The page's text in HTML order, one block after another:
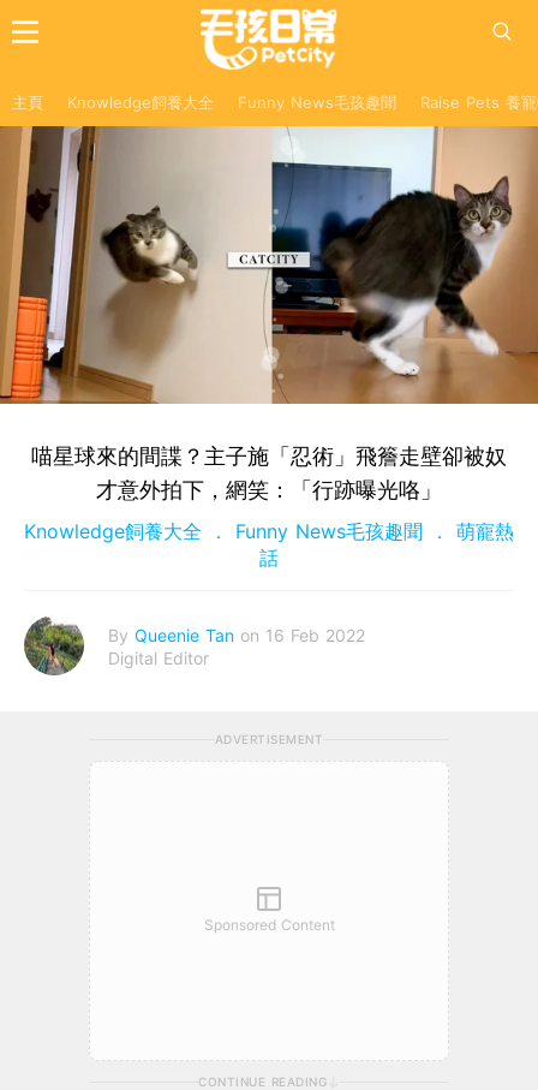
主頁 Knowledge飼養大全 Funny News毛孩趣聞 Raise Pets 養
喵星球來的間諜？主子施「忍術」飛簷走壁卻被奴
才意外拍下，網笑：「行跡曝光咯」
Knowledge飼養大全 Funny News毛孩趣聞
萌寵熱
話
By Queenie Tan on 16 Feb 2022
Digital Editor
ADVERTISEMENT
Sponsored Content
CONTINUE READING